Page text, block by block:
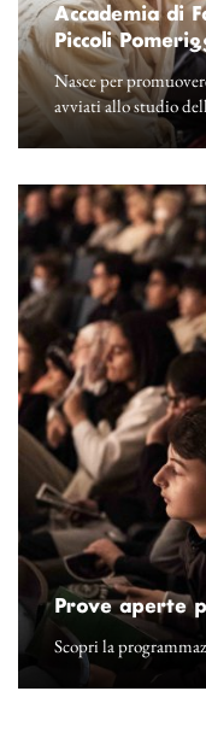
Accademia di
Piccoli
Nasce per
avviati allo studio
Prove aperte
Scopri la